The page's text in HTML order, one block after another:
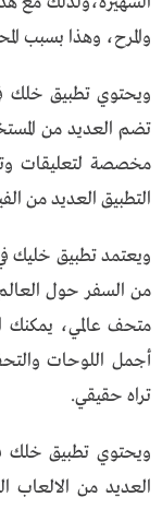
والمرح، وهذا بسبب
ويحتوي تطبيق خلك
تضم العديد من
مخصصة لتعليقات
التطبيق العديد من
ويعتمد تطبيق خليك
متحف عالمي، يمكنك
أجمل اللوحات
تراه حقيقي.
ويحتوي تطبيق خلك
العديد من الالعاب